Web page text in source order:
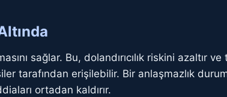
sağlar. Bu, dolandırıcılık riskini azaltır
tarafından erişilebilir. Bir anlaşmazlık
ortadan kaldırır.